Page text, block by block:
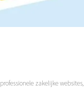
professionele zakelijke websites,